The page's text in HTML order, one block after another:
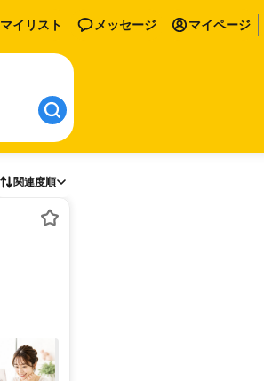
マイリスト メッセージ マイページ
関連度順